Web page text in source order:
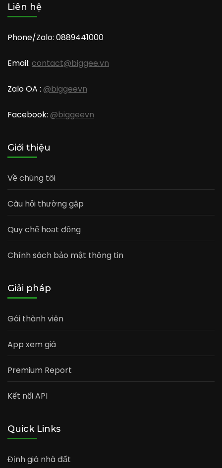
Liên hệ
Phone/Zalo: 0889441000
Email: contact@biggee.vn
Zalo OA : @biggeevn
Facebook: @biggeevn
Giới thiệu
Về chúng tôi
Câu hỏi thường gặp
Quy chế hoạt động
Chính sách bảo mật thông tin
Giải pháp
Gói thành viên
App xem giá
Premium Report
Kết nối API
Quick Links
Định giá nhà đất